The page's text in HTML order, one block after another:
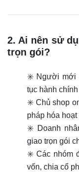
2. Ai nên sử
trọn gói?
✳️ Người mới
tục hành chính
✳️ Chủ shop
pháp hóa hoạt
✳️ Doanh
giao trọn gói
✳️ Các nhóm
vốn, chia cổ